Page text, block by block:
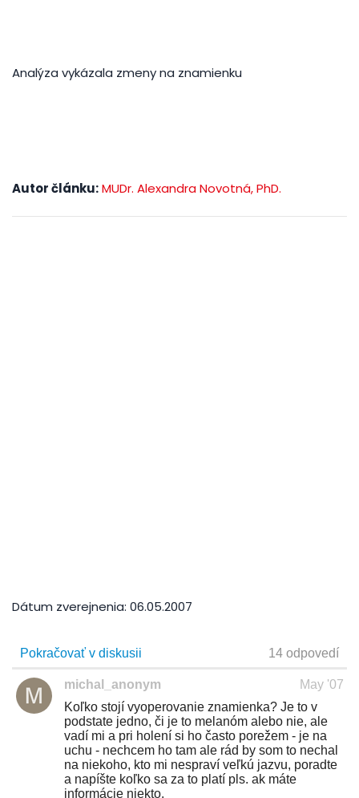
Analýza vykázala zmeny na znamienku
Autor článku:MUDr. Alexandra Novotná, PhD.
Dátum zverejnenia: 06.05.2007